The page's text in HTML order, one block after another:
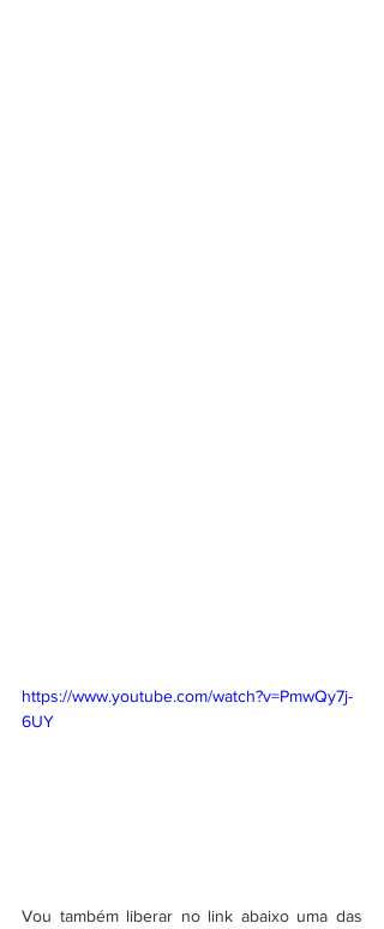
https://www.youtube.com/watch?v=PmwQy7j-
6UY
Vou também liberar no link abaixo uma das